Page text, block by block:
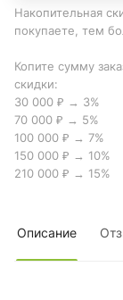
Накопительная
покупаете, тем
Копите сумму
скидки:
30 000 ₽ → 3%
70 000 ₽ → 5%
100 000 ₽ → 7%
150 000 ₽ → 10%
210 000 ₽ → 15%
Описание